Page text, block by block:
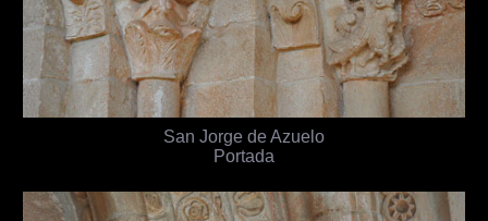
San Jorge de Azuelo
Portada